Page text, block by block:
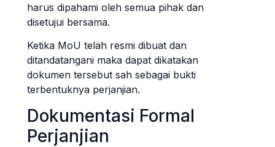
harus dipahami oleh semua pihak dan
disetujui bersama.
Ketika MoU telah resmi dibuat dan
ditandatangani maka dapat dikatakan
dokumen tersebut sah sebagai bukti
terbentuknya perjanjian.
Dokumentasi Formal
Perjanjian